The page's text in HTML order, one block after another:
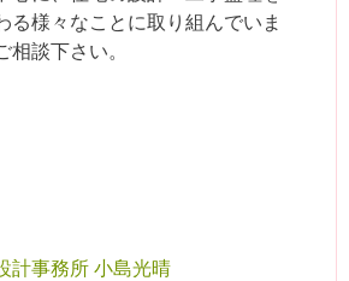
る様々なことに取り組んでいま
談下さい。
計事務所 小島光晴